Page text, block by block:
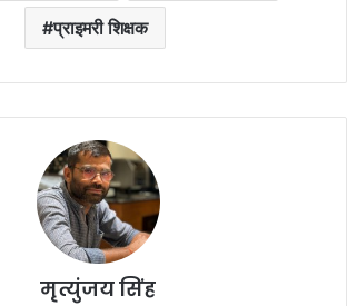
प्राइमरी शिक्षक
मृत्युंजय सिंह